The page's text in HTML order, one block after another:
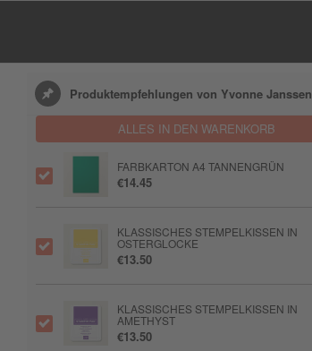
Produktempfehlungen von Yvonne Janssen
ALLES IN DEN WARENKORB
FARBKARTON A4 TANNENGRÜN
€14.45
KLASSISCHES STEMPELKISSEN IN
OSTERGLOCKE
€13.50
KLASSISCHES STEMPELKISSEN IN
AMETHYST
€13.50